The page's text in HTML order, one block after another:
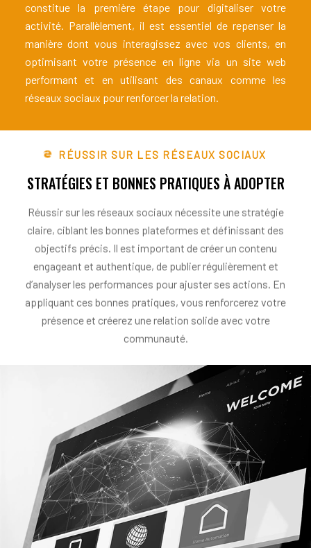
constitue la première étape pour digitaliser votre
activité. Parallèlement, il est essentiel de repenser la
manière dont vous interagissez avec vos clients, en
optimisant votre présence en ligne via un site web
performant et en utilisant des canaux comme les
réseaux sociaux pour renforcer la relation.
RÉUSSIR SUR LES RÉSEAUX SOCIAUX
STRATÉGIES ET BONNES PRATIQUES À ADOPTER
Réussir sur les réseaux sociaux nécessite une stratégie
claire, ciblant les bonnes plateformes et définissant des
objectifs précis. Il est important de créer un contenu
engageant et authentique, de publier régulièrement et
d’analyser les performances pour ajuster ses actions. En
appliquant ces bonnes pratiques, vous renforcerez votre
présence et créerez une relation solide avec votre
communauté.